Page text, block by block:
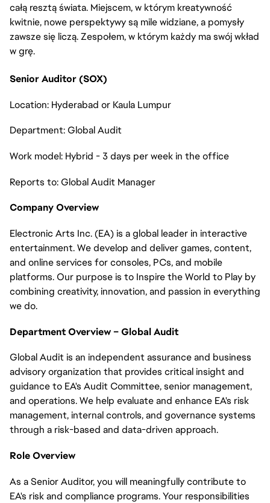
całą resztą świata. Miejscem, w którym kreatywność
kwitnie, nowe perspektywy są mile widziane, a pomysły
zawsze się liczą. Zespołem, w którym każdy ma swój wkład
w grę.
Senior Auditor (SOX)
Location: Hyderabad or Kaula Lumpur
Department: Global Audit
Work model: Hybrid - 3 days per week in the office
Reports to: Global Audit Manager
Company Overview
Electronic Arts Inc. (EA) is a global leader in interactive
entertainment. We develop and deliver games, content,
and online services for consoles, PCs, and mobile
platforms. Our purpose is to Inspire the World to Play by
combining creativity, innovation, and passion in everything
we do.
Department Overview – Global Audit
Global Audit is an independent assurance and business
advisory organization that provides critical insight and
guidance to EA's Audit Committee, senior management,
and operations. We help evaluate and enhance EA's risk
management, internal controls, and governance systems
through a risk-based and data-driven approach.
Role Overview
As a Senior Auditor, you will meaningfully contribute to
EA's risk and compliance programs. Your responsibilities